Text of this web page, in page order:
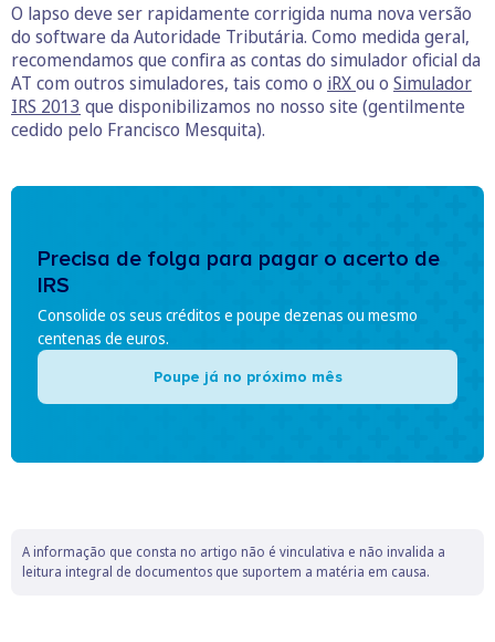
O lapso deve ser rapidamente corrigida numa nova versão
do software da Autoridade Tributária. Como medida geral,
recomendamos que confira as contas do simulador oficial da
AT com outros simuladores, tais como o iRXou o Simulador
IRS 2013 que disponibilizamos no nosso site (gentilmente
cedido pelo Francisco Mesquita).
Precisa de folga para pagar o acerto de
IRS
Consolide os seus créditos e poupe dezenas ou mesmo
centenas de euros.
Poupe já no próximo mês
A informação que consta no artigo não é vinculativa e não invalida a
leitura integral de documentos que suportem a matéria em causa.